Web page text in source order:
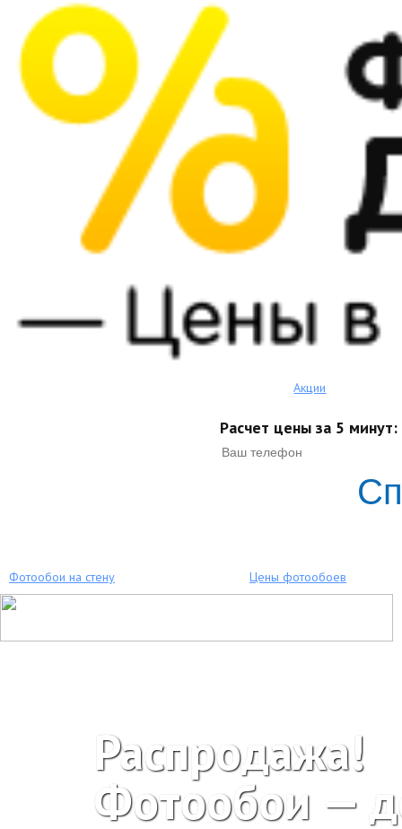
Акции
Расчет цены за 5 минут:
Фотообои на стену Цены фотообоев
Распродажа!
Фотообои —